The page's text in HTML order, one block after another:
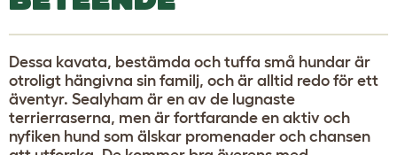
Dessa kavata, bestämda och tuffa små hundar är
otroligt hängivna sin familj, och är alltid redo för ett
äventyr. Sealyham är en av de lugnaste
terrierraserna, men är fortfarande en aktiv och
nyfiken hund som älskar promenader och chansen